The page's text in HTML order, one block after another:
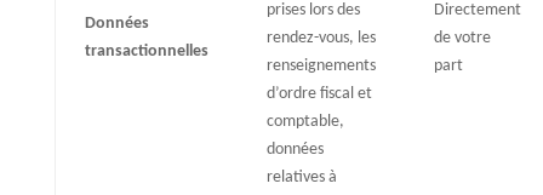
Données
transactionnelles
prises lors des
rendez-vous, les
renseignements
d’ordre fiscal et
comptable,
données
relatives à
Directement
de votre
part